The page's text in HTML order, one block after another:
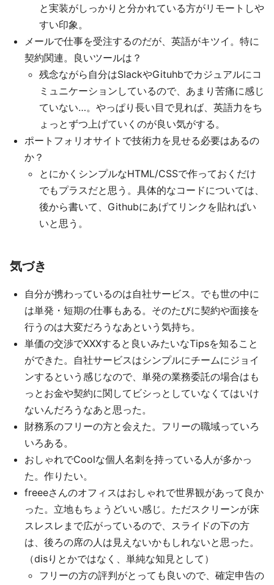
と実装がしっかりと分かれている方がリモートしや
すい印象。
メールで仕事を受注するのだが、英語がキツイ。特に
契約関連。良いツールは？
残念ながら自分はSlackやGituhbでカジュアルにコ
ミュニケーションしているので、あまり苦痛に感じ
ていない…。やっぱり長い目で見れば、英語力をち
ょっとずつ上げていくのが良い気がする。
ポートフォリオサイトで技術力を見せる必要はあるの
か？
とにかくシンプルなHTML/CSSで作っておくだけ
でもプラスだと思う。具体的なコードについては、
後から書いて、Githubにあげてリンクを貼ればい
いと思う。
気づき
自分が携わっているのは自社サービス。でも世の中に
は単発・短期の仕事もある。そのたびに契約や面接を
行うのは大変だろうなあという気持ち。
単価の交渉でXXXすると良いみたいなTipsを知ること
ができた。自社サービスはシンプルにチームにジョイ
ンするという感じなので、単発の業務委託の場合はも
っとお金や契約に関してビシっとしていなくてはいけ
ないんだろうなあと思った。
財務系のフリーの方と会えた。フリーの職域っていろ
いろある。
おしゃれでCoolな個人名刺を持っている人が多かっ
た。作りたい。
freeeさんのオフィスはおしゃれで世界観があって良か
った。立地もちょうどいい感じ。ただスクリーンが床
スレスレまで広がっているので、スライドの下の方
は、後ろの席の人は見えないかもしれないと思った。
（disりとかではなく、単純な知見として）
フリーの方の評判がとっても良いので、確定申告の